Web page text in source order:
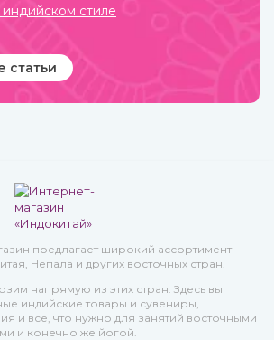
стиле
статьи
предлагает широкий ассортимент
Непала и других восточных стран.
напрямую из этих стран. Здесь вы
индийские товары и сувениры,
и все, что нужно для занятий восточными
и конечно же йогой.